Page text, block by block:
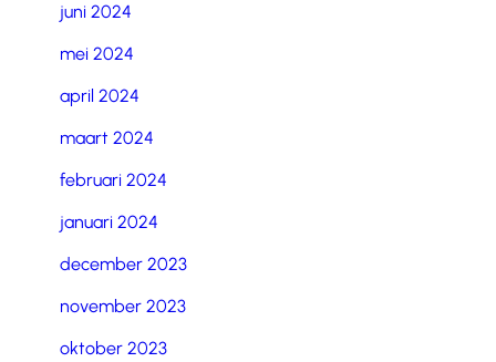
juni 2024
mei 2024
april 2024
maart 2024
februari 2024
januari 2024
december 2023
november 2023
oktober 2023